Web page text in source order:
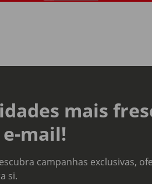
mais
mail!
campanhas exclusivas,
si.